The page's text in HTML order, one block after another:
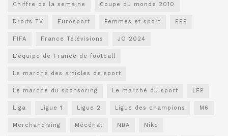
Chiffre de la semaine Coupe du monde 2010
Droits TV Eurosport Femmes et sport FFF
FIFA France Télévisions JO 2024
L'équipe de France de football
Le marché des articles de sport
Le marché du sponsoring Le marché du sport LFP
Liga Ligue 1 Ligue 2 Ligue des champions M6
Merchandising Mécénat NBA Nike